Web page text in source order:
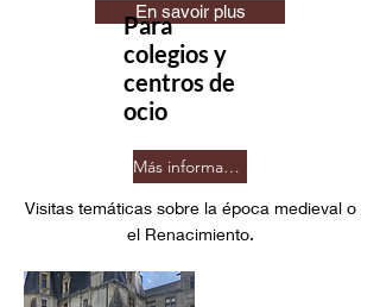
En savoir plus
Para
colegios y
centros de
ocio
Más información
Visitas temáticas sobre la época medieval o
el Renacimiento.